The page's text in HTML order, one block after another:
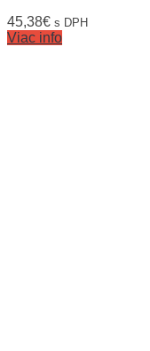
45,38€ s DPH
Viac info